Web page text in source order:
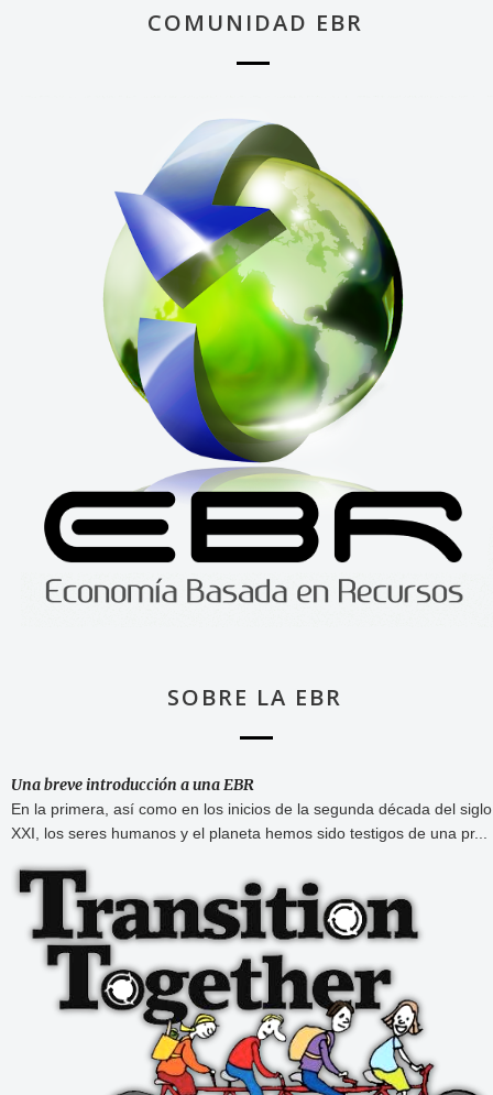
COMUNIDAD EBR
SOBRE LA EBR
Una breve introducción a una EBR
En la primera, así como en los inicios de la segunda década del siglo
XXI, los seres humanos y el planeta hemos sido testigos de una pr...